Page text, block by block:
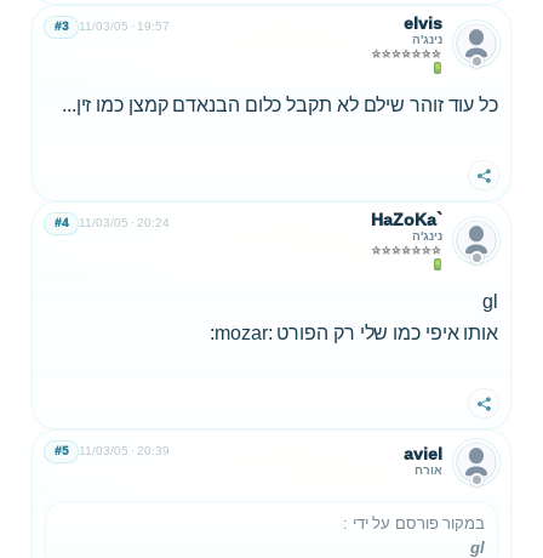
elvis
נינג'ה
11/03/05 19:57
#3
כל עוד זוהר שילם לא תקבל כלום הבנאדם קמצן כמו זין...
שתף
HaZoKa`
נינג'ה
11/03/05 20:24
#4
gl
אותו איפי כמו שלי רק הפורט :mozar:
שתף
aviel
אורח
11/03/05 20:39
#5
במקור פורסם על ידי :
gl